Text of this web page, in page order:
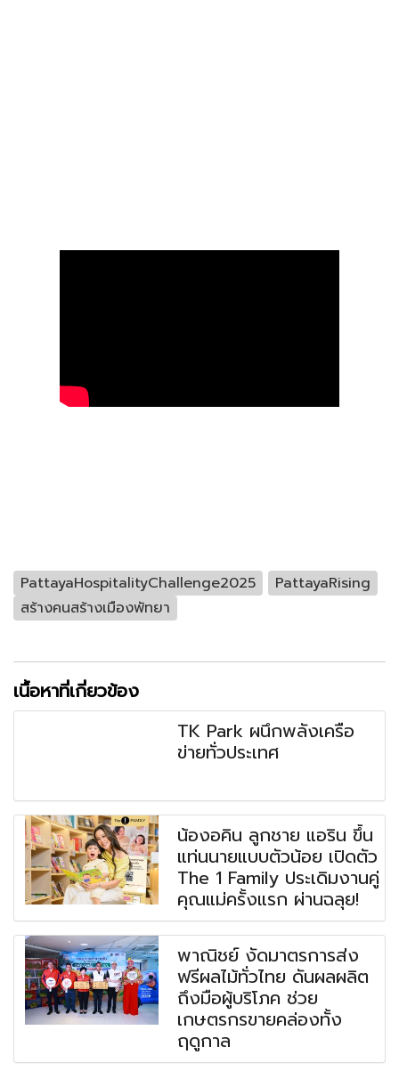
PattayaHospitalityChallenge2025
PattayaRising
สร้างคนสร้างเมืองพัทยา
เนื้อหาที่เกี่ยวข้อง
TK Park ผนึกพลังเครือ
ข่ายทั่วประเทศ
น้องอคิน ลูกชาย แอริน ขึ้น
แท่นนายแบบตัวน้อย เปิดตัว
The 1 Family ประเดิมงานคู่
คุณแม่ครั้งแรก ผ่านฉลุย!
พาณิชย์ งัดมาตรการส่ง
ฟรีผลไม้ทั่วไทย ดันผลผลิต
ถึงมือผู้บริโภค ช่วย
เกษตรกรขายคล่องทั้ง
ฤดูกาล